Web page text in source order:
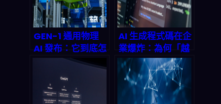
GEN-1 通用物理
AI 發布：它到底怎
麼把機器人「從會
「進真實世界能交
付」？
AI 生成程式碼在企
業爆炸：為何「越
快寫越亂」？以及
2026 年技術債務
如何被你反殺